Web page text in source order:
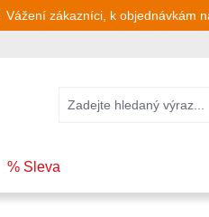
Vážení zákazníci, k objednávkám
% Sleva